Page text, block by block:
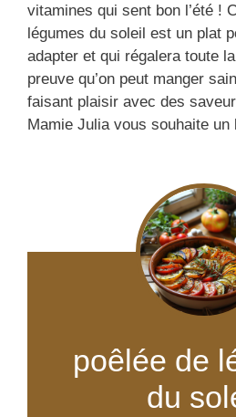
vitamines qui sent bon l’été !
légumes du soleil est un plat
adapter et qui régalera toute
preuve qu’on peut manger
faisant plaisir avec des
Mamie Julia vous souhaite un
poêlée de
du